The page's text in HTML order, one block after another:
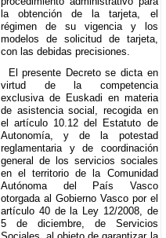
la obtención de la tarjeta, el
régimen de su vigencia y los
modelos de solicitud de tarjeta,
con las debidas precisiones.
El presente Decreto se dicta en
virtud de la competencia
exclusiva de Euskadi en materia
de asistencia social, recogida en
el artículo 10.12 del Estatuto de
Autonomía, y de la potestad
reglamentaria y de coordinación
general de los servicios sociales
en el territorio de la Comunidad
Autónoma del País Vasco
otorgada al Gobierno Vasco por el
artículo 40 de la Ley 12/2008, de
5 de diciembre, de Servicios